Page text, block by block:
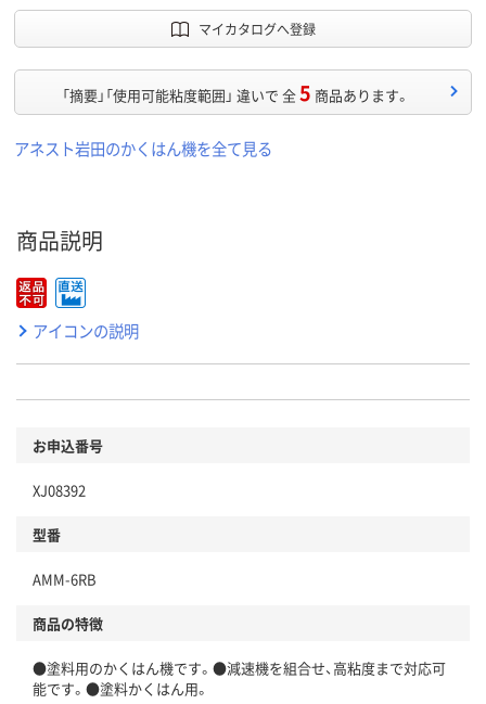
マイカタログへ登録
「摘要」「使用可能粘度範囲」 違いで 全5 商品あります。
アネスト岩田のかくはん機を全て見る
商品説明
アイコンの説明
お申込番号
XJ08392
型番
AMM-6RB
商品の特徴
●塗料用のかくはん機です。●減速機を組合せ、高粘度まで対応可
能です。●塗料かくはん用。